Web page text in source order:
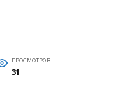
ПРОСМОТРОВ
31